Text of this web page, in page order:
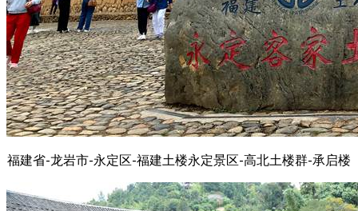
福建省-龙岩市-永定区-福建土楼永定景区-高北土楼群-承启楼